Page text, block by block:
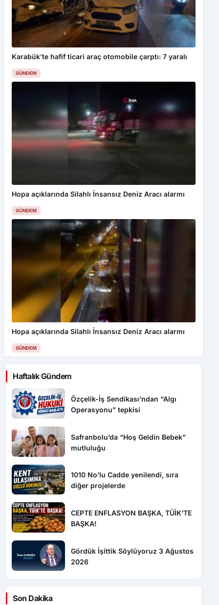
Karabük’te hafif ticari araç otomobile çarptı: 7 yaralı
GÜNDEM
Hopa açıklarında Silahlı İnsansız Deniz Aracı alarmı
GÜNDEM
Hopa açıklarında Silahlı İnsansız Deniz Aracı alarmı
GÜNDEM
Haftalık Gündem
Özçelik-İş Sendikası’ndan “Algı
Operasyonu” tepkisi
Safranbolu’da “Hoş Geldin Bebek”
mutluluğu
1010 No’lu Cadde yenilendi, sıra
diğer projelerde
CEPTE ENFLASYON BAŞKA, TÜİK’TE
BAŞKA!
Gördük İşittik Söylüyoruz 3 Ağustos
2026
Son Dakika